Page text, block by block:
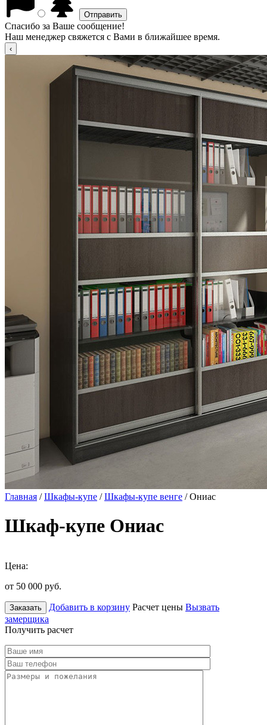
Спасибо за Ваше сообщение!
Наш менеджер свяжется с Вами в ближайшее время.
Главная /Шкафы-купе /Шкафы-купе венге / Ониас
Шкаф-купе Ониас
Цена:
от 50 000 руб.
Заказать Добавить в корзину Расчет цены Вызвать
замерщика
Получить расчет